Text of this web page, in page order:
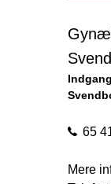
65
Mere